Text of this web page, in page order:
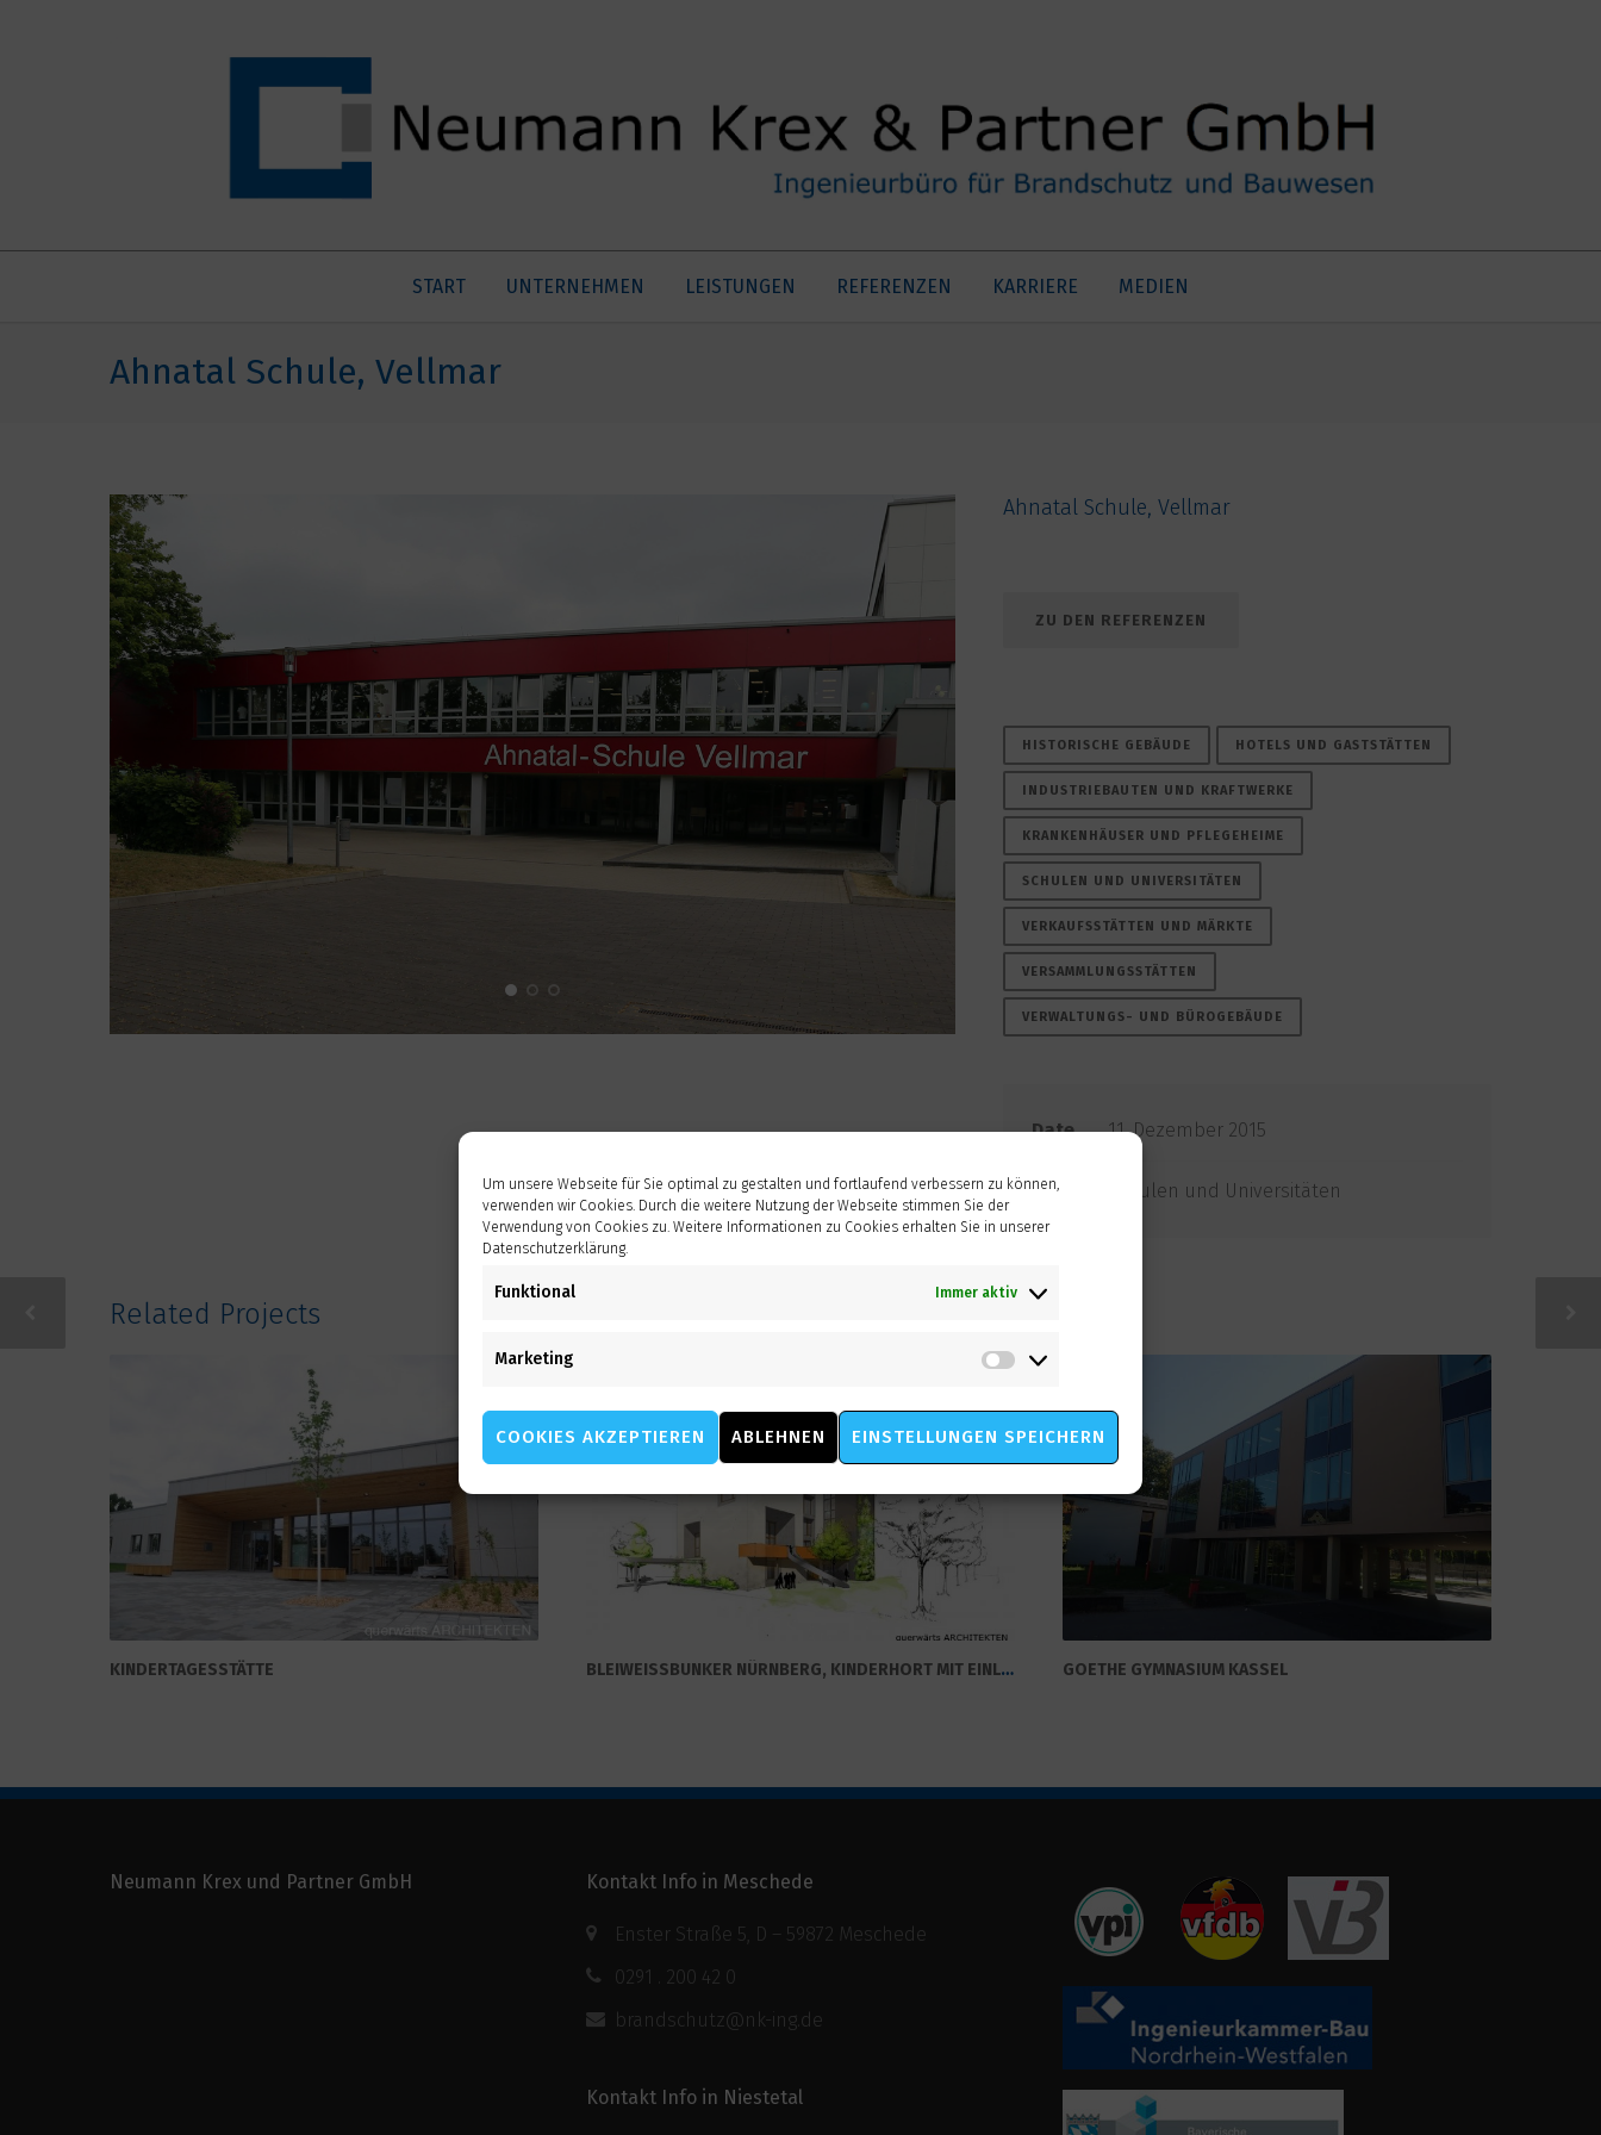
Um unsere Webseite für Sie optimal zu gestalten und fortlaufend verbessern zu können,
verwenden wir Cookies. Durch die weitere Nutzung der Webseite stimmen Sie der
Verwendung von Cookies zu. Weitere Informationen zu Cookies erhalten Sie in unserer
Datenschutzerklärung.
Funktional Immer aktiv
Marketing
COOKIES AKZEPTIEREN ABLEHNEN EINSTELLUNGEN SPEICHERN
START UNTERNEHMEN LEISTUNGEN REFERENZEN KARRIERE MEDIEN
Ahnatal Schule, Vellmar
Ahnatal Schule, Vellmar
ZU DEN REFERENZEN
HISTORISCHE GEBÄUDE HOTELS UND GASTSTÄTTEN
INDUSTRIEBAUTEN UND KRAFTWERKE
KRANKENHÄUSER UND PFLEGEHEIME
SCHULEN UND UNIVERSITÄTEN
VERKAUFSSTÄTTEN UND MÄRKTE
VERSAMMLUNGSSTÄTTEN
VERWALTUNGS- UND BÜROGEBÄUDE
Date 11. Dezember 2015
Tags Schulen und Universitäten
Related Projects
KINDERTAGESSTÄTTE BLEIWEISSBUNKER NÜRNBERG, KINDERHORT MIT EINLIEGERWOHNUNG GOETHE GYMNASIUM KASSEL
Neumann Krex und Partner GmbH Kontakt Info in Meschede
Enster Straße 5, D – 59872 Meschede
0291 . 200 42 0
brandschutz@nk-ing.de
Kontakt Info in Niestetal